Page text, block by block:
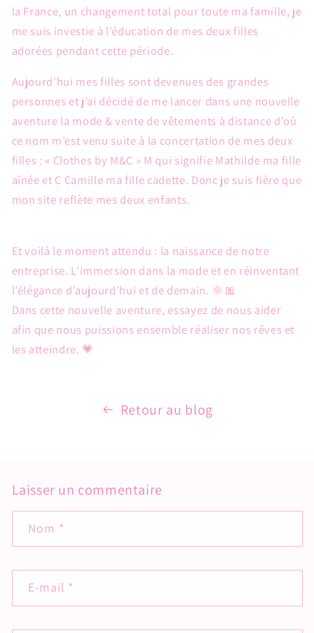
la France, un changement total pour toute ma famille, je
me suis investie à l’éducation de mes deux filles
adorées pendant cette période.
Aujourd’hui mes filles sont devenues des grandes
personnes et j’ai décidé de me lancer dans une nouvelle
aventure la mode & vente de vêtements à distance d’où
ce nom m’est venu suite à la concertation de mes deux
filles : « Clothes by M&C » M qui signifie Mathilde ma fille
aînée et C Camille ma fille cadette. Donc je suis fière que
mon site reflète mes deux enfants.
Et voilà le moment attendu : la naissance de notre
entreprise. L’immersion dans la mode et en réinventant
l’élégance d’aujourd’hui et de demain. 🌞🎀
Dans cette nouvelle aventure, essayez de nous aider
afin que nous puissions ensemble réaliser nos rêves et
les atteindre. 💗
Retour au blog
Laisser un commentaire
Nom *
E-mail *